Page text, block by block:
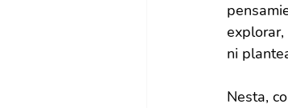
ni
Nesta,